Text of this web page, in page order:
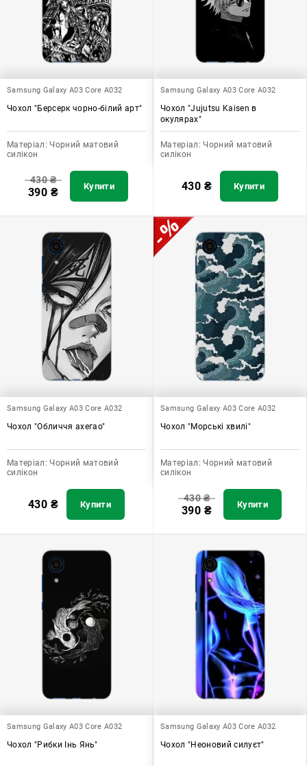
Samsung Galaxy A03 Core A032
Чохол "Берсерк чорно-білий арт"
Матеріал: Чорний матовий
силікон
430₴
390 ₴ Купити
Samsung Galaxy A03 Core A032
Чохол "Jujutsu Kaisen в
окулярах"
Матеріал: Чорний матовий
силікон
430 ₴ Купити
Samsung Galaxy A03 Core A032
Чохол "Обличчя ахегао"
Матеріал: Чорний матовий
силікон
430 ₴ Купити
Samsung Galaxy A03 Core A032
Чохол "Морські хвилі"
Матеріал: Чорний матовий
силікон
430₴
390 ₴ Купити
Samsung Galaxy A03 Core A032
Чохол "Рибки Інь Янь"
Samsung Galaxy A03 Core A032
Чохол "Неоновий силуєт"